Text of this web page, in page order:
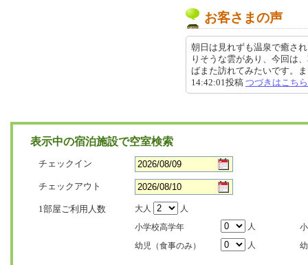
お客さまの声
朝日は見れずも温泉で癒さ
りそうな雲があり、今回は
ばまた訪れてみたいです。
14:42:01投稿 つづきはこちら
表示中の宿泊施設で空室検索
チェックイン
チェックアウト
1部屋ご利用人数 大人
人
小学校高学年
人
幼児（食事のみ）
人